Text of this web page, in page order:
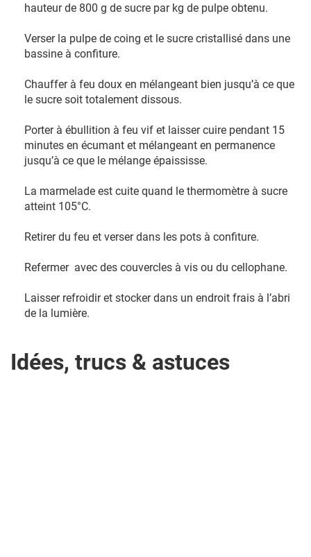
hauteur de 800 g de sucre par kg de pulpe obtenu.
Verser la pulpe de coing et le sucre cristallisé dans une
bassine à confiture.
Chauffer à feu doux en mélangeant bien jusqu’à ce que
le sucre soit totalement dissous.
Porter à ébullition à feu vif et laisser cuire pendant 15
minutes en écumant et mélangeant en permanence
jusqu’à ce que le mélange épaississe.
La marmelade est cuite quand le thermomètre à sucre
atteint 105°C.
Retirer du feu et verser dans les pots à confiture.
Refermer avec des couvercles à vis ou du cellophane.
Laisser refroidir et stocker dans un endroit frais à l’abri
de la lumière.
Idées, trucs & astuces